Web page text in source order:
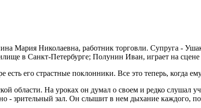
Николаевна, работник торговли. Супруга -
в Санкт-Петербурге; Полунин Иван, играет на сцене
его страстные поклонники. Все это теперь, когда
области. На уроках он думал о своем и редко слушал
- зрительный зал. Он слышит в нем дыхание каждого,